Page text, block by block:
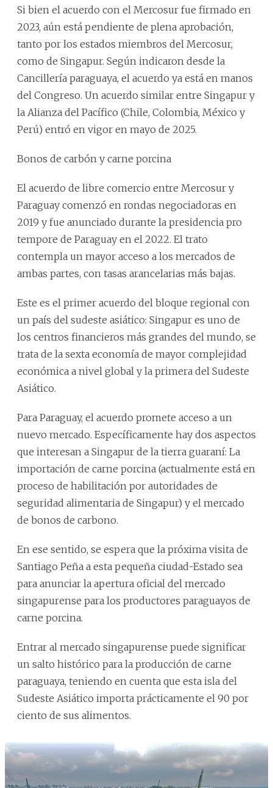
Si bien el acuerdo con el Mercosur fue firmado en
2023, aún está pendiente de plena aprobación,
tanto por los estados miembros del Mercosur,
como de Singapur. Según indicaron desde la
Cancillería paraguaya, el acuerdo ya está en manos
del Congreso. Un acuerdo similar entre Singapur y
la Alianza del Pacífico (Chile, Colombia, México y
Perú) entró en vigor en mayo de 2025.
Bonos de carbón y carne porcina
El acuerdo de libre comercio entre Mercosur y
Paraguay comenzó en rondas negociadoras en
2019 y fue anunciado durante la presidencia pro
tempore de Paraguay en el 2022. El trato
contempla un mayor acceso a los mercados de
ambas partes, con tasas arancelarias más bajas.
Este es el primer acuerdo del bloque regional con
un país del sudeste asiático: Singapur es uno de
los centros financieros más grandes del mundo, se
trata de la sexta economía de mayor complejidad
económica a nivel global y la primera del Sudeste
Asiático.
Para Paraguay, el acuerdo promete acceso a un
nuevo mercado. Específicamente hay dos aspectos
que interesan a Singapur de la tierra guaraní: La
importación de carne porcina (actualmente está en
proceso de habilitación por autoridades de
seguridad alimentaria de Singapur) y el mercado
de bonos de carbono.
En ese sentido, se espera que la próxima visita de
Santiago Peña a esta pequeña ciudad-Estado sea
para anunciar la apertura oficial del mercado
singapurense para los productores paraguayos de
carne porcina.
Entrar al mercado singapurense puede significar
un salto histórico para la producción de carne
paraguaya, teniendo en cuenta que esta isla del
Sudeste Asiático importa prácticamente el 90 por
ciento de sus alimentos.